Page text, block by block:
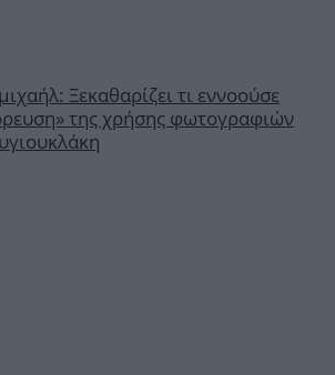
Ξεκαθαρίζει τι εννοούσε
της χρήσης φωτογραφιών